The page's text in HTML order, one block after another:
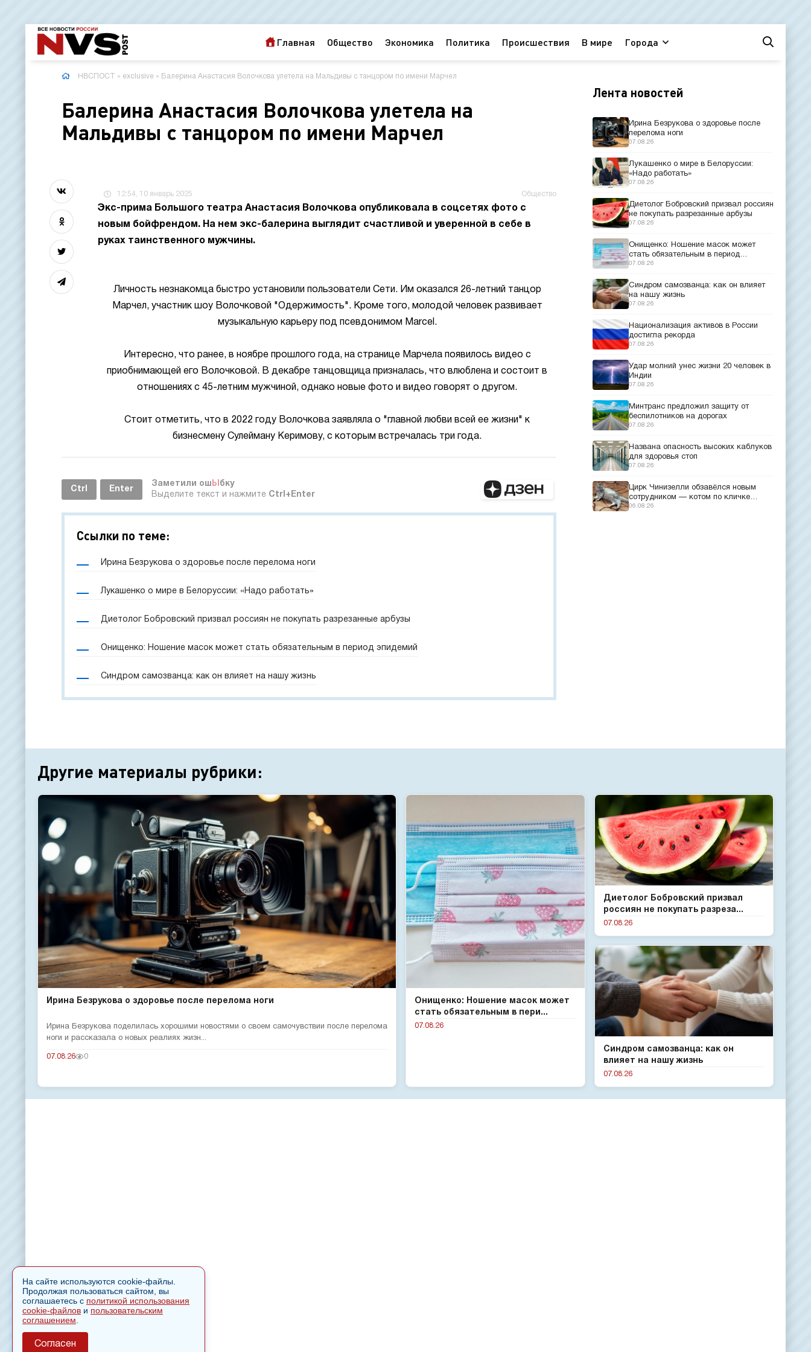
Главная Общество Экономика Политика Происшествия В мире Города
НВСПОСТ » exclusive » Балерина Анастасия Волочкова улетела на Мальдивы с танцором по имени Марчел
Балерина Анастасия Волочкова улетела на
Мальдивы с танцором по имени Марчел
12:54, 10 январь 2025 Общество
Экс-прима Большого театра Анастасия Волочкова опубликовала в соцсетях фото с
новым бойфрендом. На нем экс-балерина выглядит счастливой и уверенной в себе в
руках таинственного мужчины.
Личность незнакомца быстро установили пользователи Сети. Им оказался 26-летний танцор
Марчел, участник шоу Волочковой "Одержимость". Кроме того, молодой человек развивает
музыкальную карьеру под псевдонимом Marcel.
Интересно, что ранее, в ноябре прошлого года, на странице Марчела появилось видео с
приобнимающей его Волочковой. В декабре танцовщица призналась, что влюблена и состоит в
отношениях с 45-летним мужчиной, однако новые фото и видео говорят о другом.
Стоит отметить, что в 2022 году Волочкова заявляла о "главной любви всей ее жизни" к
бизнесмену Сулейману Керимову, с которым встречалась три года.
Ctrl Enter
Заметили ош Ы бку
Выделите текст и нажмите Ctrl+Enter
Ссылки по теме:
Ирина Безрукова о здоровье после перелома ноги
Лукашенко о мире в Белоруссии: «Надо работать»
Диетолог Бобровский призвал россиян не покупать разрезанные арбузы
Онищенко: Ношение масок может стать обязательным в период эпидемий
Синдром самозванца: как он влияет на нашу жизнь
Лента новостей
Ирина Безрукова о здоровье после
перелома ноги
07.08.26
Лукашенко о мире в Белоруссии:
«Надо работать»
07.08.26
Диетолог Бобровский призвал россиян
не покупать разрезанные арбузы
07.08.26
Онищенко: Ношение масок может
стать обязательным в период
эпидемий
07.08.26
Синдром самозванца: как он влияет
на нашу жизнь
07.08.26
Национализация активов в России
достигла рекорда
07.08.26
Удар молний унес жизни 20 человек в
Индии
07.08.26
Минтранс предложил защиту от
беспилотников на дорогах
07.08.26
Названа опасность высоких каблуков
для здоровья стоп
07.08.26
Цирк Чинизелли обзавёлся новым
сотрудником — котом по кличке
Манеж из Эрмитажа
06.08.26
Другие материалы рубрики:
Ирина Безрукова о здоровье после перелома ноги
Ирина Безрукова поделилась хорошими новостями о своем самочувствии после перелома
ноги и рассказала о новых реалиях жизн...
07.08.26 0
Диетолог Бобровский призвал
россиян не покупать разреза...
07.08.26
Онищенко: Ношение масок может
стать обязательным в пери...
07.08.26
Синдром самозванца: как он
влияет на нашу жизнь
07.08.26
На сайте используются cookie-файлы.
Продолжая пользоваться сайтом, вы
соглашаетесь с политикой использования
cookie-файлов и пользовательским
соглашением
Согласен